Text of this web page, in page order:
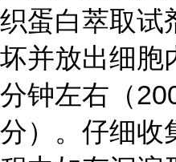
织蛋白萃取试
坏并放出细胞
分钟左右（
分）。仔细收